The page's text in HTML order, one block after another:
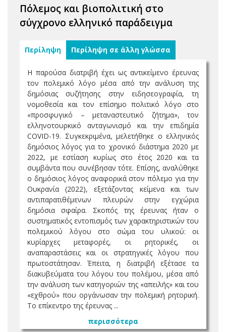
Πόλεμος και βιοπολιτική στο
σύγχρονο ελληνικό παράδειγμα
Περίληψη Περίληψη σε άλλη γλώσσα
Η παρούσα διατριβή έχει ως αντικείμενο έρευνας
τον πολεμικό λόγο μέσα από την ανάλυση της
δημόσιας συζήτησης στην ειδησεογραφία, τη
νομοθεσία και τον επίσημο πολιτικό λόγο στο
«προσφυγικό – μεταναστευτικό ζήτημα», τον
ελληνοτουρκικό ανταγωνισμό και την επιδημία
COVID-19. Συγκεκριμένα, μελετήθηκε ο ελληνικός
δημόσιος λόγος για το χρονικό διάστημα 2020 με
2022, με εστίαση κυρίως στο έτος 2020 και τα
συμβάντα που συνέβησαν τότε. Επίσης, αναλύθηκε
ο δημόσιος λόγος αναφορικά στον πόλεμο για την
Ουκρανία (2022), εξετάζοντας κείμενα και των
αντιπαρατιθέμενων πλευρών στην εγχώρια
δημόσια σφαίρα. Σκοπός της έρευνας ήταν ο
συστηματικός εντοπισμός των χαρακτηριστικών του
πολεμικού λόγου στο σώμα του υλικού: οι
κυρίαρχες μεταφορές, οι ρητορικές, οι
αναπαραστάσεις και οι στρατηγικές λόγου που
πρωτοστάτησαν. Έπειτα, η διατριβή εξέτασε τα
διακυβεύματα του λόγου του πολέμου, μέσα από
την ανάλυση των κατηγοριών της «απειλής» και του
«εχθρού» που οργάνωσαν την πολεμική ρητορική.
Το επίκεντρο της έρευνας ...
περισσότερα